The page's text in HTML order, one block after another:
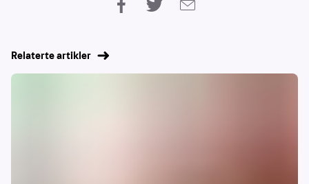
Relaterte artikler